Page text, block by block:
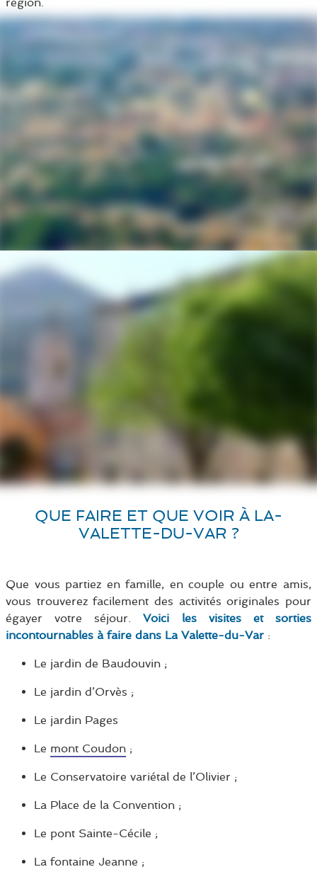
QUE FAIRE ET QUE VOIR À LA-
VALETTE-DU-VAR ?
Que vous partiez en famille, en couple ou entre amis,
vous trouverez facilement des activités originales pour
égayer votre séjour.Voici les visites et sorties
incontournables à faire dans La Valette-du-Var :
Le jardin de Baudouvin ;
Le jardin d’Orvès ;
Le jardin Pages
Le mont Coudon ;
Le Conservatoire variétal de l’Olivier ;
La Place de la Convention ;
Le pont Sainte-Cécile ;
La fontaine Jeanne ;